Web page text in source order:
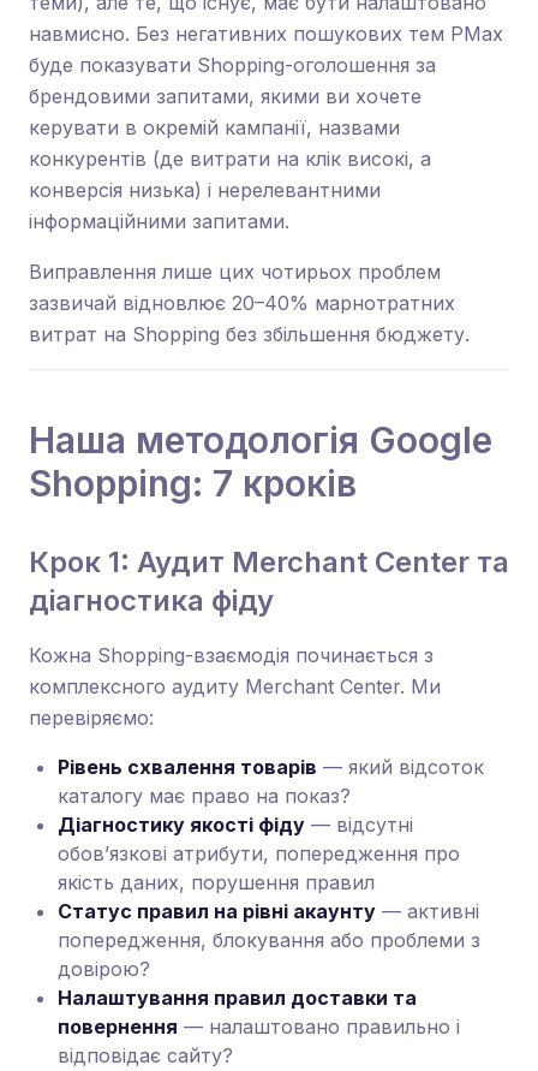
навмисно. Без негативних пошукових тем PMax
буде показувати Shopping-оголошення за
брендовими запитами, якими ви хочете
керувати в окремій кампанії, назвами
конкурентів (де витрати на клік високі, а
конверсія низька) і нерелевантними
інформаційними запитами.
Виправлення лише цих чотирьох проблем
зазвичай відновлює 20–40% марнотратних
витрат на Shopping без збільшення бюджету.
Наша методологія Google
Shopping: 7 кроків
Крок 1: Аудит Merchant Center та
діагностика фіду
Кожна Shopping-взаємодія починається з
комплексного аудиту Merchant Center. Ми
перевіряємо:
Рівень схвалення товарів — який відсоток
каталогу має право на показ?
Діагностику якості фіду — відсутні
обов’язкові атрибути, попередження про
якість даних, порушення правил
Статус правил на рівні акаунту — активні
попередження, блокування або проблеми з
довірою?
Налаштування правил доставки та
повернення — налаштовано правильно і
відповідає сайту?